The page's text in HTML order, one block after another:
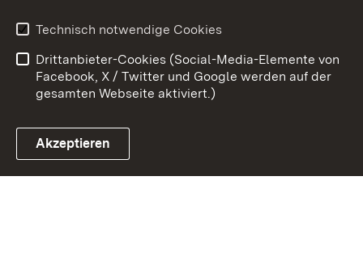
Link zum Landesportal
Barrierefreiheit
Impressum Cookies
Technisch notwendige Cookies
Drittanbieter-Cookies (Social-Media-Elemente von
Facebook, X / Twitter und Google werden auf der
gesamten Webseite aktiviert.)
Akzeptieren